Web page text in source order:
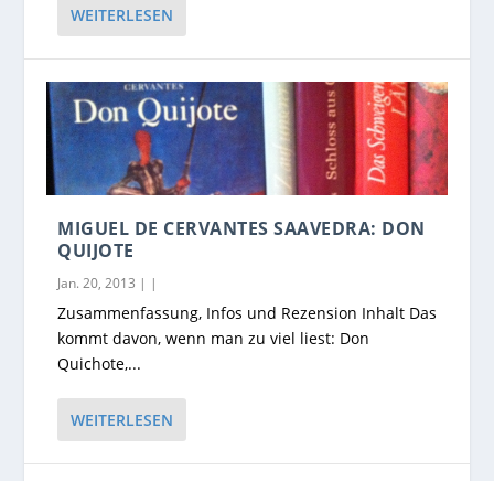
WEITERLESEN
MIGUEL DE CERVANTES SAAVEDRA: DON
QUIJOTE
Jan. 20, 2013 | |
Zusammenfassung, Infos und Rezension Inhalt Das
kommt davon, wenn man zu viel liest: Don
Quichote,...
WEITERLESEN